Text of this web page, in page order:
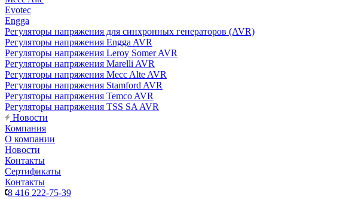
Evotec
Engga
Регуляторы напряжения для синхронных генераторов (AVR)
Регуляторы напряжения Engga AVR
Регуляторы напряжения Leroy Somer AVR
Регуляторы напряжения Marelli AVR
Регуляторы напряжения Mecc Alte AVR
Регуляторы напряжения Stamford AVR
Регуляторы напряжения Temco AVR
Регуляторы напряжения TSS SA AVR
Новости
Компания
О компании
Новости
Контакты
Сертификаты
Контакты
8 416 222-75-39